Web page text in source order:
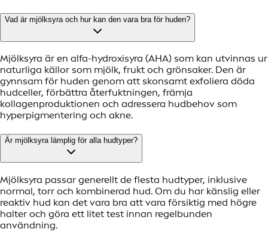
Vad är mjölksyra och hur kan den vara bra för huden?
Mjölksyra är en alfa-hydroxisyra (AHA) som kan utvinnas ur
naturliga källor som mjölk, frukt och grönsaker. Den är
gynnsam för huden genom att skonsamt exfoliera döda
hudceller, förbättra återfuktningen, främja
kollagenproduktionen och adressera hudbehov som
hyperpigmentering och akne.
Är mjölksyra lämplig för alla hudtyper?
Mjölksyra passar generellt de flesta hudtyper, inklusive
normal, torr och kombinerad hud. Om du har känslig eller
reaktiv hud kan det vara bra att vara försiktig med högre
halter och göra ett litet test innan regelbunden
användning.